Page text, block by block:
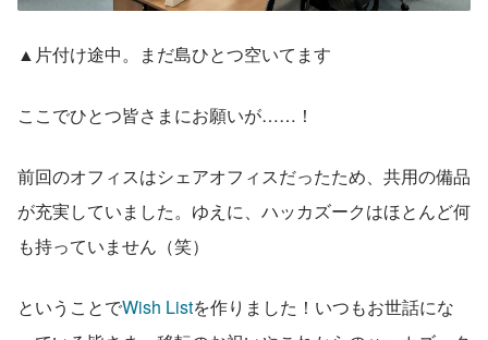
▲片付け途中。まだ島ひとつ空いてます
ここでひとつ皆さまにお願いが……！
前回のオフィスはシェアオフィスだったため、共用の備品
が充実していました。ゆえに、ハッカズークはほとんど何
も持っていません（笑）
ということでWish Listを作りました！いつもお世話にな